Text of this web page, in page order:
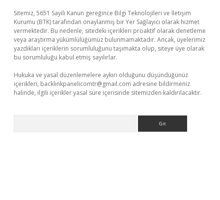
Sitemiz, 5651 Sayılı Kanun gereğince Bilgi Teknolojileri ve İletişim
Kurumu (BTK) tarafından onaylanmış bir Yer Sağlayıcı olarak hizmet
vermektedir. Bu nedenle, sitedeki içerikleri proaktif olarak denetleme
veya araştırma yükümlülüğümüz bulunmamaktadır. Ancak, üyelerimiz
yazdıkları içeriklerin sorumluluğunu taşımakta olup, siteye üye olarak
bu sorumluluğu kabul etmiş sayılırlar.
Hukuka ve yasal düzenlemelere aykırı olduğunu düşündüğünüz
içerikleri, backlinkpanelicomtr@gmail.com adresine bildirmeniz
halinde, ilgili içerikler yasal süre içerisinde sitemizden kaldırılacaktır.